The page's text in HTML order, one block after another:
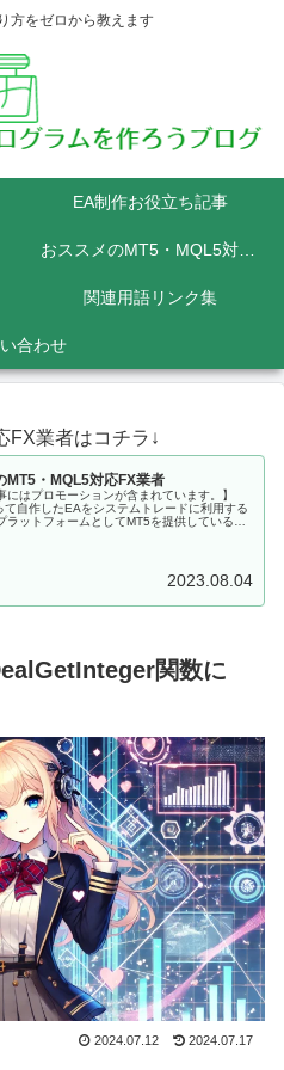
方をゼロから教えます
EA制作お役立ち記事
おススメのMT5・MQL5対応FX業者
関連用語リンク集
合わせ
FX業者はコチラ↓
MT5・MQL5対応FX業者
にはプロモーションが含まれています。】
て自作したEAをシステムトレードに利用する
ラットフォームとしてMT5を提供しているFX
2023.08.04
関数に
2024.07.12 2024.07.17